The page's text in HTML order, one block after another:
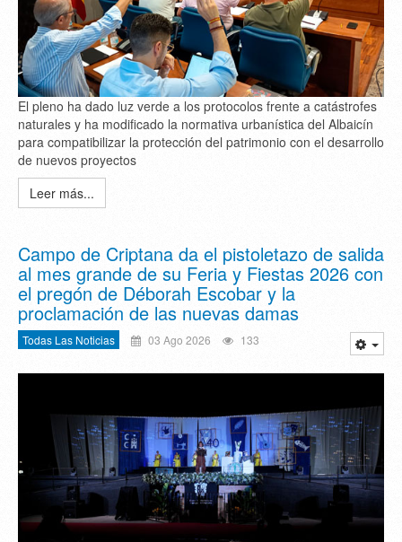
El pleno ha dado luz verde a los protocolos frente a catástrofes
naturales y ha modificado la normativa urbanística del Albaicín
para compatibilizar la protección del patrimonio con el desarrollo
de nuevos proyectos
Leer más...
Campo de Criptana da el pistoletazo de salida
al mes grande de su Feria y Fiestas 2026 con
el pregón de Déborah Escobar y la
proclamación de las nuevas damas
Todas Las Noticias 03 Ago 2026 133